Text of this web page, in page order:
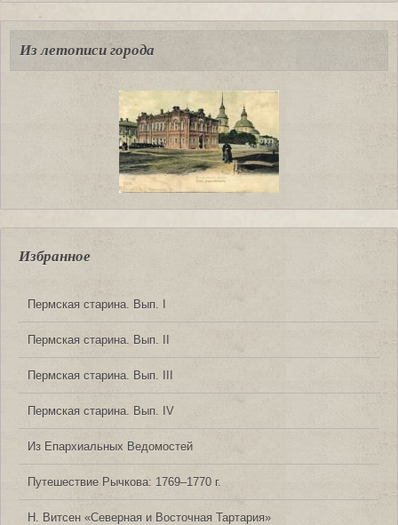
Из летописи города
Избранное
Пермская старина. Вып. I
Пермская старина. Вып. II
Пермская старина. Вып. III
Пермская старина. Вып. IV
Из Епархиальных Ведомостей
Путешествие Рычкова: 1769‒1770 г.
Н. Витсен «Северная и Восточная Тартария»